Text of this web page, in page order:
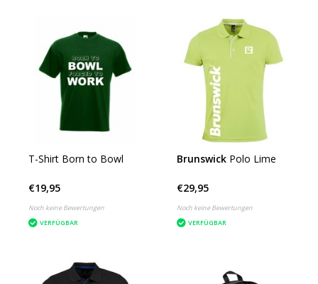
T-Shirt Born to Bowl
€19,95
Noch keine Bewertungen
VERFÜGBAR
Brunswick Polo Lime
€29,95
Noch keine Bewertungen
VERFÜGBAR